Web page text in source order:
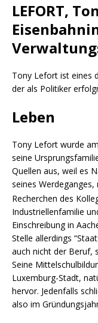
LEFORT,
Tony Lefort ist eines
der als Politiker
Leben
Tony Lefort wurde
seine
Quellen aus, weil es
seines
Recherchen des
Industriellenfamilie
Einschreibung in
Stelle allerdings
auch nicht der Beruf,
Seine
Luxemburg-Stadt,
hervor. Jedenfalls
also im